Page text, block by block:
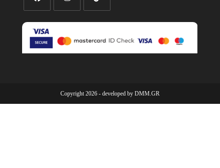
new
new
a
new
Copyright 2026 - developed by DMM.GR